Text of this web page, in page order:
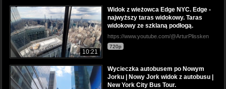
10:21
Widok z wieżowca Edge NYC. Edge -
najwyższy taras widokowy. Taras
widokowy ze szklaną podłogą.
https://www.youtube.com/@ArturPlissken
720p
Wycieczka autobusem po Nowym
Jorku | Nowy Jork widok z autobusu |
New York City Bus Tour.